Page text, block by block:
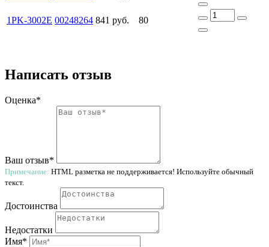
1PK-3002E 00248264 841 руб. 80
Написать отзыв
Оценка*
Ваш отзыв*
Примечание: HTML разметка не поддерживается! Используйте обычный
текст.
Достоинства
Недостатки
Имя*